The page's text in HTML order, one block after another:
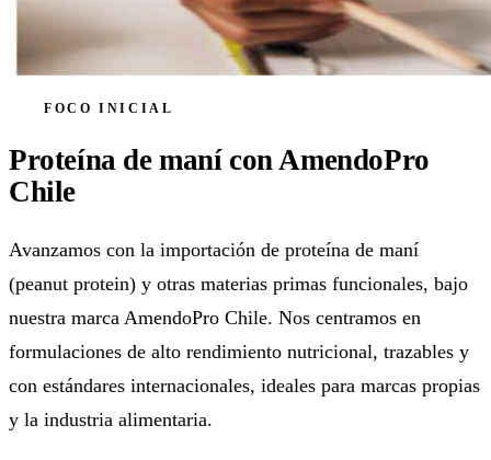
FOCO INICIAL
Proteína de maní con AmendoPro
Chile
Avanzamos con la importación de proteína de maní
(peanut protein) y otras materias primas funcionales, bajo
nuestra marca AmendoPro Chile. Nos centramos en
formulaciones de alto rendimiento nutricional, trazables y
con estándares internacionales, ideales para marcas propias
y la industria alimentaria.